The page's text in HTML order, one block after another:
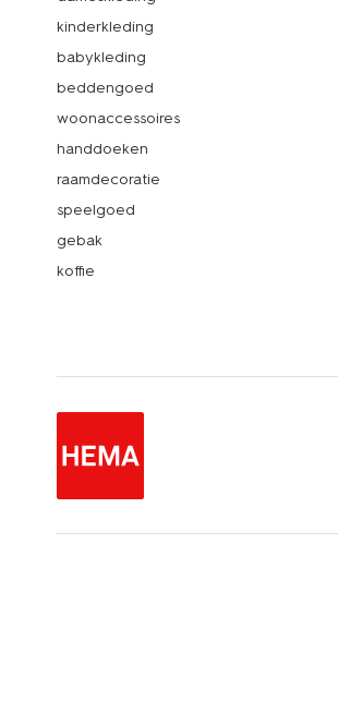
kinderkleding
babykleding
beddengoed
woonaccessoires
handdoeken
raamdecoratie
speelgoed
gebak
koffie